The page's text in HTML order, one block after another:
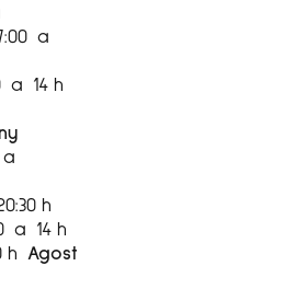
a
a 14 h
h
a 14 h
h Agost